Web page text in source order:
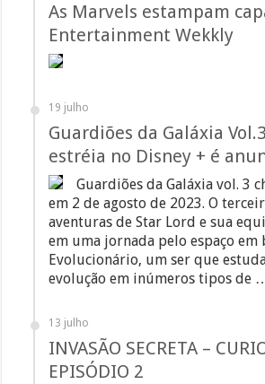
As Marvels estampam
Entertainment Wekkly
19 julho
Guardiões da Galáxia
estréia no Disney + é
Guardiões da Galáxia vol. 3
em 2 de agosto de 2023. O
aventuras de Star Lord e sua
em uma jornada pelo espaço em
Evolucionário, um ser que
evolução em inúmeros tipos de
13 julho
INVASÃO SECRETA –
EPISÓDIO 2